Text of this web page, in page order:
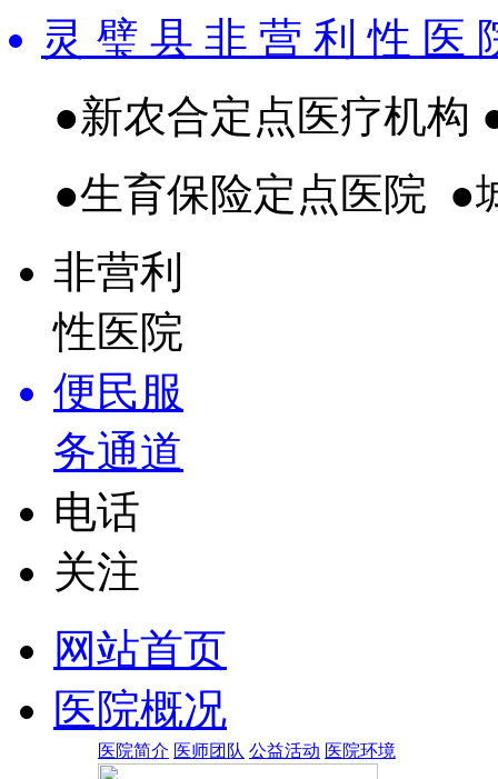
灵 璧 县 非 营 利 性 医
●新农合定点医疗机构
●生育保险定点医院 ●
非营利
性医院
便民服
务通道
电话
关注
网站首页
医院概况
医院简介 医师团队 公益活动 医院环境